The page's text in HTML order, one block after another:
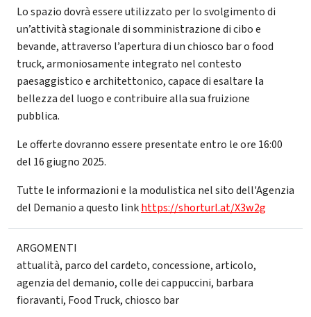
Lo spazio dovrà essere utilizzato per lo svolgimento di
un’attività stagionale di somministrazione di cibo e
bevande, attraverso l’apertura di un chiosco bar o food
truck, armoniosamente integrato nel contesto
paesaggistico e architettonico, capace di esaltare la
bellezza del luogo e contribuire alla sua fruizione
pubblica.
Le offerte dovranno essere presentate entro le ore 16:00
del 16 giugno 2025.
Tutte le informazioni e la modulistica nel sito dell'Agenzia
del Demanio a questo linkhttps://shorturl.at/X3w2g
ARGOMENTI
attualità, parco del cardeto,concessione,articolo,
agenzia del demanio,colle dei cappuccini, barbara
fioravanti, Food Truck,chiosco bar